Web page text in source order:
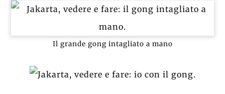
Il grande gong intagliato a mano